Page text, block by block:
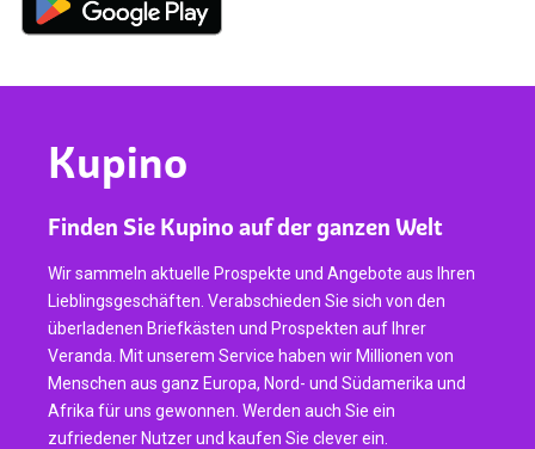
Kupino
Finden Sie Kupino auf der ganzen Welt
Wir sammeln aktuelle Prospekte und Angebote aus Ihren
Lieblingsgeschäften. Verabschieden Sie sich von den
überladenen Briefkästen und Prospekten auf Ihrer
Veranda. Mit unserem Service haben wir Millionen von
Menschen aus ganz Europa, Nord- und Südamerika und
Afrika für uns gewonnen. Werden auch Sie ein
zufriedener Nutzer und kaufen Sie clever ein.